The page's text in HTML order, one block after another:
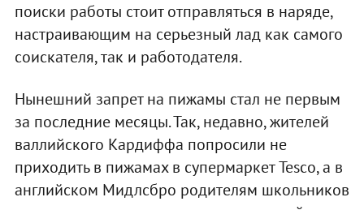
поиски работы стоит отправляться в наряде,
настраивающим на серьезный лад как самого
соискателя, так и работодателя.
Нынешний запрет на пижамы стал не первым
за последние месяцы. Так, недавно, жителей
валлийского Кардиффа попросили не
приходить в пижамах в супермаркет Tesco, а в
английском Мидлсбро родителям школьников